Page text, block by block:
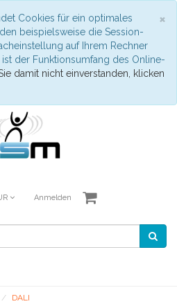
×
Cookies für ein optimales
beispielsweise die Session-
auf Ihrem Rechner
der Funktionsumfang des Online-
damit nicht einverstanden, klicken
Anmelden
DALI